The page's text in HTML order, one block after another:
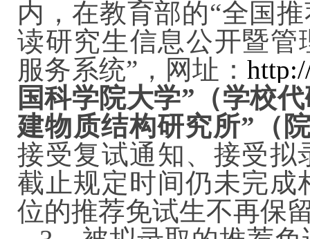
内，在教育部的“全国
读研究生信息公开暨管
服务系统”，网址：
国科学院大学”（学校
建物质结构研究所”（
接受复试通知、接受拟
截止规定时间仍未完成
位的推荐免试生不再保